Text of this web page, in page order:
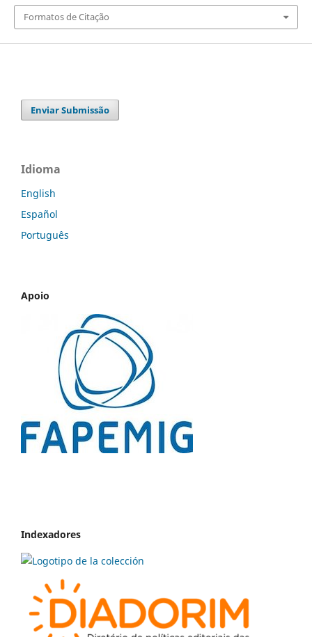
Formatos de Citação
Enviar Submissão
Idioma
English
Español
Português
Apoio
Indexadores